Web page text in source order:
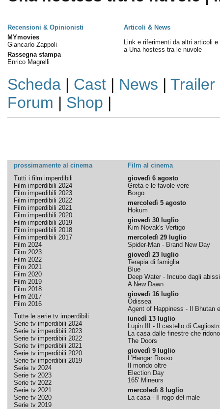
Recensioni & Opinionisti
Articoli & News
MYmovies
Giancarlo Zappoli
Rassegna stampa
Enrico Magrelli
Link e riferimenti da altri articoli e
a Una hostess tra le nuvole
Scheda| Cast| News | Trailer
Forum | Shop |
prossimamente al cinema
Film al cinema
Tutti i film imperdibili
Film imperdibili 2024
Film imperdibili 2023
Film imperdibili 2022
Film imperdibili 2021
Film imperdibili 2020
Film imperdibili 2019
Film imperdibili 2018
Film imperdibili 2017
Film 2024
Film 2023
Film 2022
Film 2021
Film 2020
Film 2019
Film 2018
Film 2017
Film 2016
Tutte le serie tv imperdibili
Serie tv imperdibili 2024
Serie tv imperdibili 2023
Serie tv imperdibili 2022
Serie tv imperdibili 2021
Serie tv imperdibili 2020
Serie tv imperdibili 2019
Serie tv 2024
Serie tv 2023
Serie tv 2022
Serie tv 2021
Serie tv 2020
Serie tv 2019
giovedì 6 agosto
Greta e le favole vere
Borgo
mercoledì 5 agosto
Hokum
giovedì 30 luglio
Kim Novak's Vertigo
mercoledì 29 luglio
Spider-Man - Brand New Day
giovedì 23 luglio
Terapia di famiglia
Blue
Deep Water - Incubo dagli abissi
A New Dawn
giovedì 16 luglio
Odissea
Agent of Happiness - Il Bhutan
lunedì 13 luglio
Lupin III - Il castello di
La casa dalle finestre che ridono
The Doors
giovedì 9 luglio
L'Hangar Rosso
Il mondo oltre
Election Day
165' Mineurs
mercoledì 8 luglio
La casa - Il rogo del male